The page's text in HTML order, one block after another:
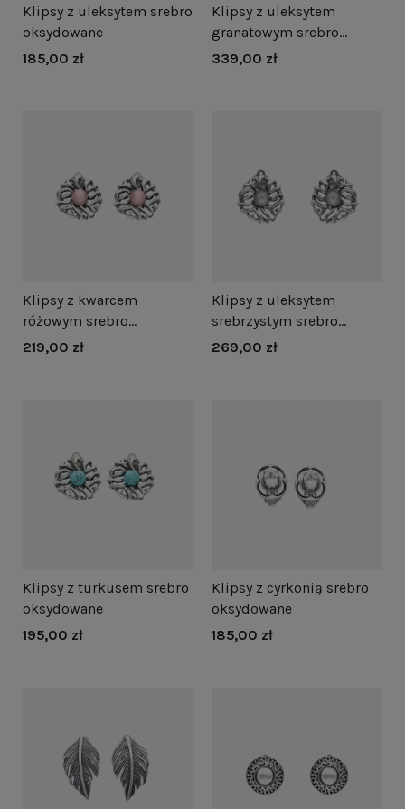
Klipsy z uleksytem srebro
oksydowane
185,00 zł
Klipsy z uleksytem
granatowym srebro
oksydowane
339,00 zł
Klipsy z kwarcem
różowym srebro
oksydowane
219,00 zł
Klipsy z uleksytem
srebrzystym srebro
oksydowane
269,00 zł
Klipsy z turkusem srebro
oksydowane
195,00 zł
Klipsy z cyrkonią srebro
oksydowane
185,00 zł